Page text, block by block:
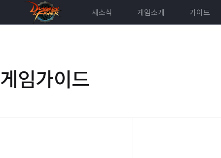
새소식 게임소개 가이드
게임가이드